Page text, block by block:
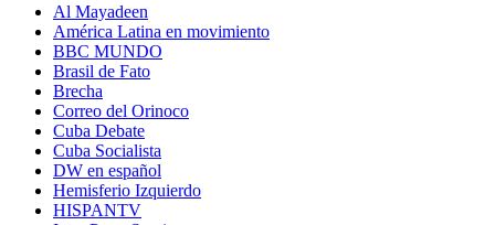
Al Mayadeen
América Latina en movimiento
BBC MUNDO
Brasil de Fato
Brecha
Correo del Orinoco
Cuba Debate
Cuba Socialista
DW en español
Hemisferio Izquierdo
HISPANTV